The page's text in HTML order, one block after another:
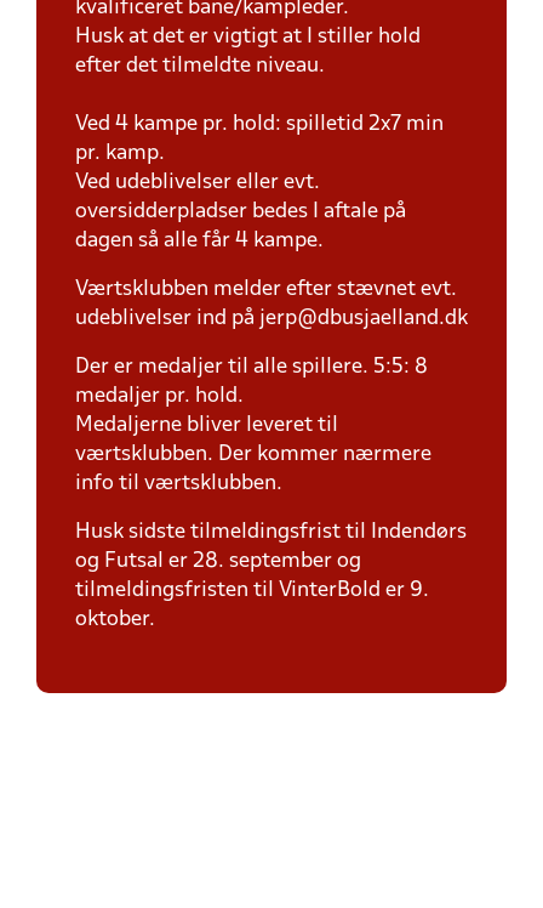
kvalificeret bane/kampleder.
Husk at det er vigtigt at I stiller hold
efter det tilmeldte niveau.
Ved 4 kampe pr. hold: spilletid 2x7 min
pr. kamp.
Ved udeblivelser eller evt.
oversidderpladser bedes I aftale på
dagen så alle får 4 kampe.
Værtsklubben melder efter stævnet evt.
udeblivelser ind på jerp@dbusjaelland.dk
Der er medaljer til alle spillere. 5:5: 8
medaljer pr. hold.
Medaljerne bliver leveret til
værtsklubben. Der kommer nærmere
info til værtsklubben.
Husk sidste tilmeldingsfrist til Indendørs
og Futsal er 28. september og
tilmeldingsfristen til VinterBold er 9.
oktober.